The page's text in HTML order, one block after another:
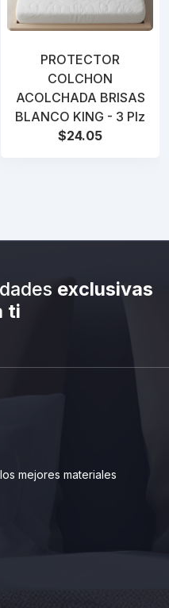
PROTECTOR
COLCHON
ACOLCHADA BRISAS
BLANCO KING - 3 Plz
$24.05
exclusivas
ti
mejores materiales